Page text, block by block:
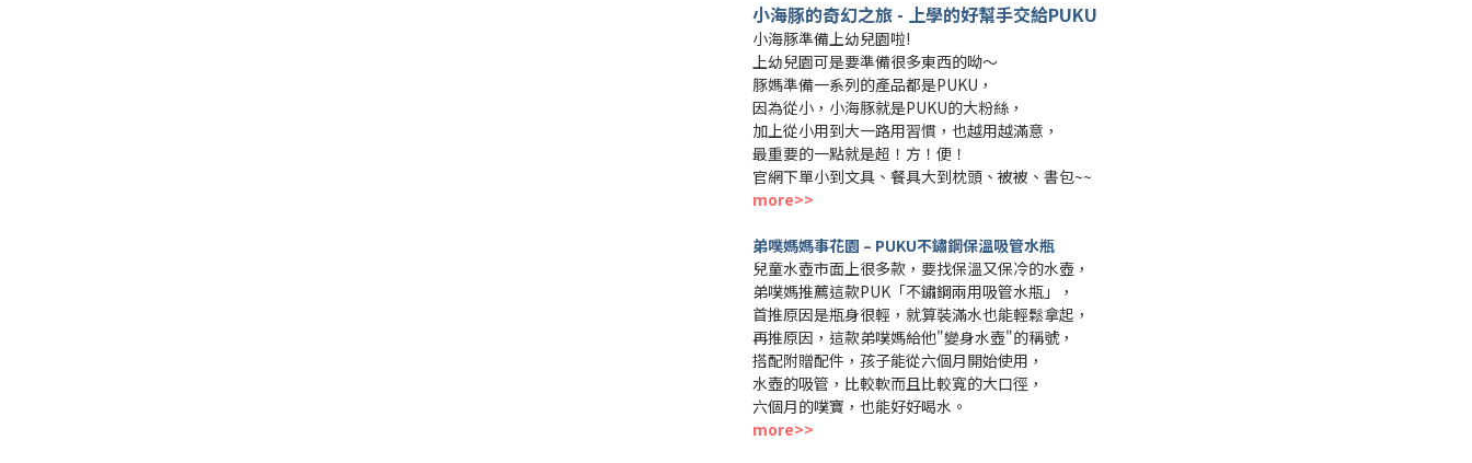
小海豚的奇幻之旅 - 上學的好幫手交給PUKU
小海豚準備上幼兒園啦!
上幼兒園可是要準備很多東西的呦～
豚媽準備一系列的產品都是PUKU，
因為從小，小海豚就是PUKU的大粉絲，
加上從小用到大一路用習慣，也越用越滿意，
最重要的一點就是超！方！便！
官網下單小到文具、餐具大到枕頭、被被、書包~~
more>>
弟噗媽媽事花園 – PUKU不鏽鋼保溫吸管水瓶
兒童水壺市面上很多款，要找保溫又保冷的水壺，
弟噗媽推薦這款PUK「不鏽鋼兩用吸管水瓶」，
首推原因是瓶身很輕，就算裝滿水也能輕鬆拿起，
再推原因，這款弟噗媽給他"變身水壺"的稱號，
搭配附贈配件，孩子能從六個月開始使用，
水壺的吸管，比較軟而且比較寬的大口徑，
六個月的噗寶，也能好好喝水。
more>>